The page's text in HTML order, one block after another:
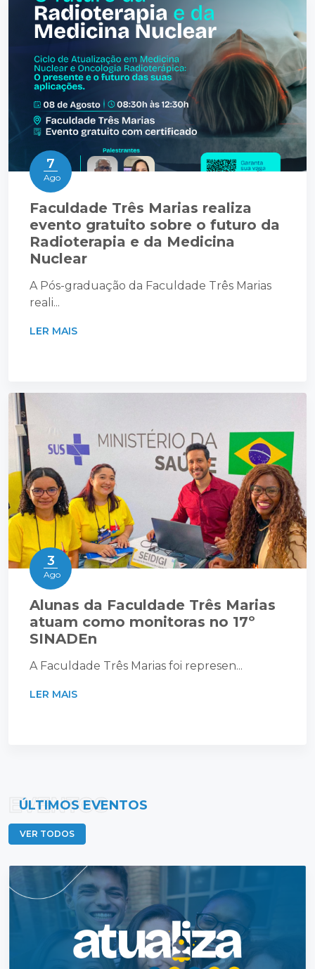
7
Ago
Faculdade Três Marias realiza
evento gratuito sobre o futuro da
Radioterapia e da Medicina
Nuclear
A Pós-graduação da Faculdade Três Marias
reali...
LER MAIS
3
Ago
Alunas da Faculdade Três Marias
atuam como monitoras no 17º
SINADEn
A Faculdade Três Marias foi represen...
LER MAIS
ÚLTIMOS EVENTOS
EVENTOS
VER TODOS